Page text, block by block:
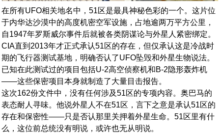
在所有UFO相关地名中，51区是最具神秘色彩的一个。这片位
于内华达沙漠中的高度机密空军设施，占地逾两万平方公里，
自1947年罗斯威尔事件后就被各类阴谋论与外星人紧密绑定。
CIA直到2013年才正式承认51区的存在，但仅承认这是冷战时
期的飞行器测试基地，明确否认了UFO坠毁和外星生物说法。
已知在此测试过的项目包括U-2高空侦察机和B-2隐形轰炸机
——这些保密项目本身就制造了大量目击报告。
这次162份文件中，没有任何涉及51区的专项内容。奥巴马的
表态耐人寻味。他说外星人不在51区，言下之意是承认51区的
存在和保密性——只是否认那里关押着外星生命。51区里有什
么，这位前总统没有明说，或许也无从明说。